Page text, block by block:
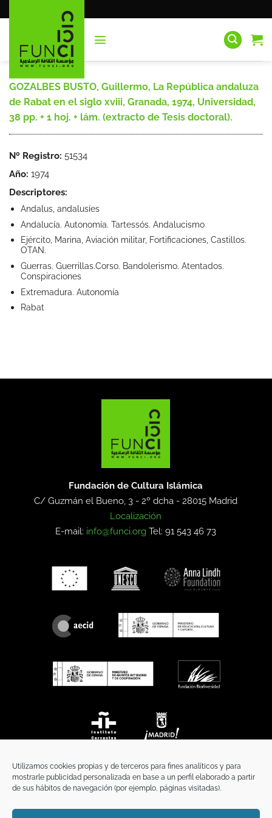
Utilizamos cookies propias y de terceros para fines analíticos y para
mostrarle publicidad personalizada en base a un perfil elaborado a partir
de sus hábitos de navegación (por ejemplo, páginas visitadas).
al
GOZALBES BUSTO, Guillermo, La República andaluza
de Rabat en el siglo xviii, Granada, 1974, Universidad,
38 pp. + 1 hoj. + lám. (extracto de Tesis doctoral).
Nº Registro: 51534
Año: 1974
Descriptores:
Andalus, andalusíes
Andalucía. Autonomía. Tartessós. Andalucismo
Ejército, Marina, Aviación militar, Fortificaciones, Castillos.
OTAN.
Guerras. Guerrillas.Corso. Bandolerismo. Atentados.
Conspiraciones
Extremadura. Autonomía
Rabat
Fundación de Cultura Islámica
C/ Guzmán el Bueno, 3 - 2º dcha -28015 Madrid
Localización
E-mail: info@funci.org Tel: 91 543 46 73